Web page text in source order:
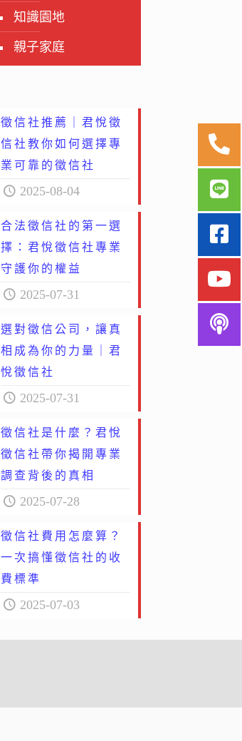
知識園地
親子家庭
徵信社推薦｜君悅徵
信社教你如何選擇專
業可靠的徵信社
2025-08-04
合法徵信社的第一選
擇：君悅徵信社專業
守護你的權益
2025-07-31
選對徵信公司，讓真
相成為你的力量｜君
悅徵信社
2025-07-31
徵信社是什麼？君悅
徵信社帶你揭開專業
調查背後的真相
2025-07-28
徵信社費用怎麼算？
一次搞懂徵信社的收
費標準
2025-07-03